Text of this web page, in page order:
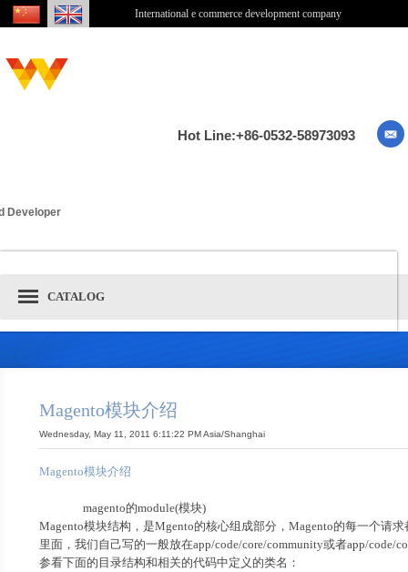
International e commerce development company
Hot Line:+86-0532-58973093
Developer
CATALOG
Magento模块介绍
Wednesday, May 11, 2011 6:11:22 PM Asia/Shanghai
Magento模块介绍
magento的module(模块)
Magento模块结构，是Mgento的核心组成部分，Magento的每一个请
里面，我们自己写的一般放在app/code/core/community或者app/code/
参看下面的目录结构和相关的代码中定义的类名：